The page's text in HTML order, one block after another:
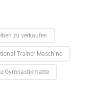
zu verkaufen
Trainer Maschine
Gymnastikmatte